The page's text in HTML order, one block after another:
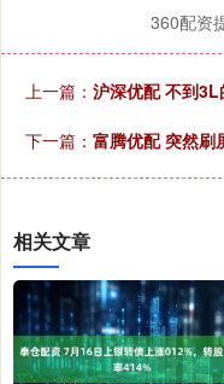
360配资
上一篇： 沪深优配 不到
下一篇： 富腾优配 突然刷
相关文章